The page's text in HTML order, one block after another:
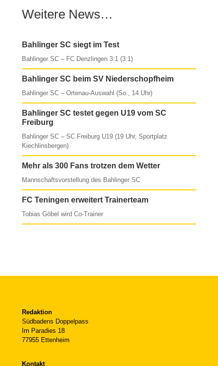
Weitere News…
Bahlinger SC siegt im Test
Bahlinger SC – FC Denzlingen 3:1 (3:1)
Bahlinger SC beim SV Niederschopfheim
Bahlinger SC – Ortenau-Auswahl (So., 14 Uhr)
Bahlinger SC testet gegen U19 vom SC
Freiburg
Bahlinger SC – SC Freiburg U19 (19 Uhr, Sportplatz
Kiechlinsbergen)
Mehr als 300 Fans trotzen dem Wetter
Mannschaftsvorstellung des Bahlinger SC
FC Teningen erweitert Trainerteam
Tobias Göbel wird Co-Trainer
Redaktion
Südbadens Doppelpass
Im Paradies 18
77955 Ettenheim
Kontakt